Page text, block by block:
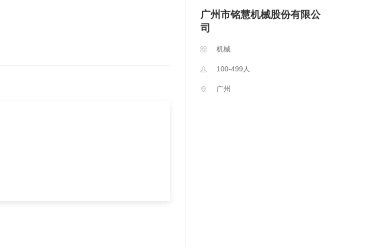
广州市铭慧机械股份有限公
司
机械
100-499人
广州